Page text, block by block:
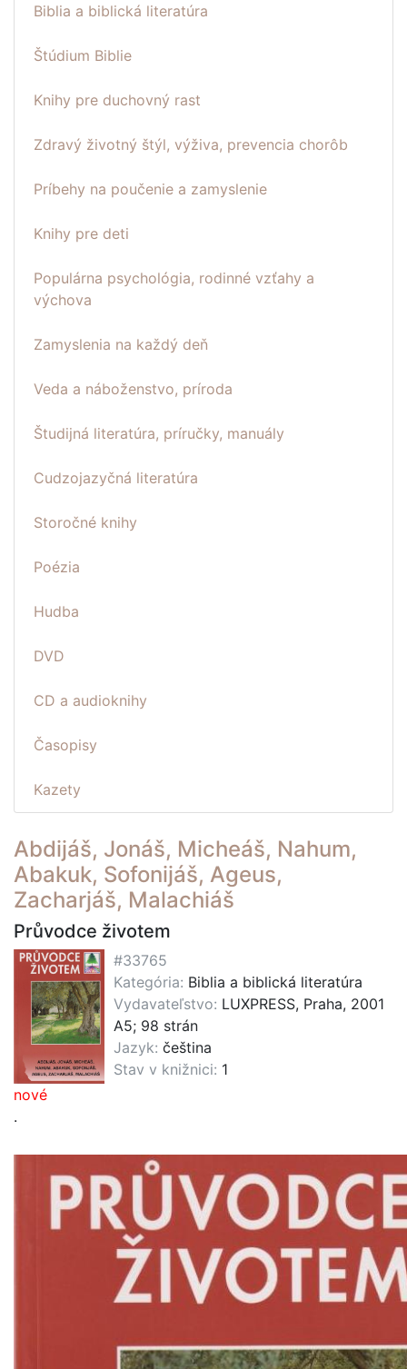
Biblia a biblická literatúra
Štúdium Biblie
Knihy pre duchovný rast
Zdravý životný štýl, výživa, prevencia chorôb
Príbehy na poučenie a zamyslenie
Knihy pre deti
Populárna psychológia, rodinné vzťahy a
výchova
Zamyslenia na každý deň
Veda a náboženstvo, príroda
Študijná literatúra, príručky, manuály
Cudzojazyčná literatúra
Storočné knihy
Poézia
Hudba
DVD
CD a audioknihy
Časopisy
Kazety
Abdijáš, Jonáš, Micheáš, Nahum,
Abakuk, Sofonijáš, Ageus,
Zacharjáš, Malachiáš
Průvodce životem
nové
.
#33765
Kategória: Biblia a biblická literatúra
Vydavateľstvo: LUXPRESS, Praha, 2001
A5; 98 strán
Jazyk: čeština
Stav v knižnici: 1